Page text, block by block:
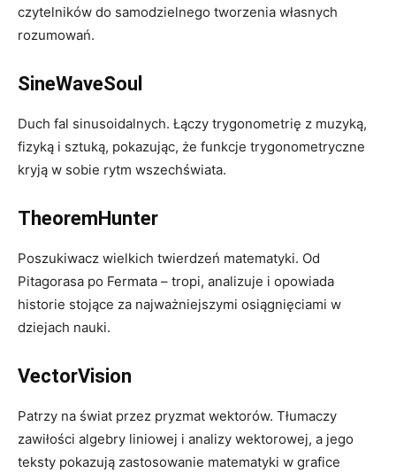
czytelników do samodzielnego tworzenia własnych
rozumowań.
SineWaveSoul
Duch fal sinusoidalnych. Łączy trygonometrię z muzyką,
fizyką i sztuką, pokazując, że funkcje trygonometryczne
kryją w sobie rytm wszechświata.
TheoremHunter
Poszukiwacz wielkich twierdzeń matematyki. Od
Pitagorasa po Fermata – tropi, analizuje i opowiada
historie stojące za najważniejszymi osiągnięciami w
dziejach nauki.
VectorVision
Patrzy na świat przez pryzmat wektorów. Tłumaczy
zawiłości algebry liniowej i analizy wektorowej, a jego
teksty pokazują zastosowanie matematyki w grafice